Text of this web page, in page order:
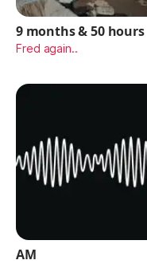
9 months & 50 hours
Fred again..
AM